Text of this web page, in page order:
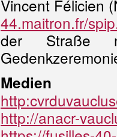
Vincent Félicien
44.maitron.fr/
der Straße
Medien
http://anacr-